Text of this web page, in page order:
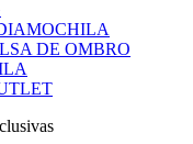
MOCHILA
DE OMBRO